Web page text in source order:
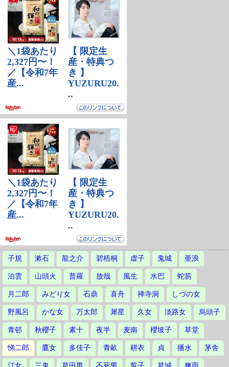
子規 漱石 龍之介 碧梧桐 虚子 鬼城 亜浪
泊雲 山頭火 普羅 放哉 風生 水巴 蛇笏
月二郎 みどり女 石鼎 喜舟 禅寺洞 しづの女
野風呂 かな女 万太郎 犀星 久女 淡路女 烏頭子
青邨 秋櫻子 素十 夜半 麦南 櫻坡子 草堂
悌二郎 鷹女 多佳子 青畝 耕衣 貞 播水 茅舎